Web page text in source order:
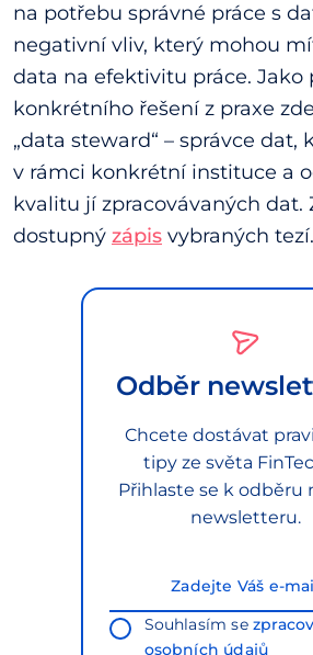
na potřebu správné práce s
negativní vliv, který mohou
data na efektivitu práce. Jako
konkrétního řešení z praxe
„data steward“ – správce dat,
v rámci konkrétní instituce a
kvalitu jí zpracovávaných dat.
dostupný zápis vybraných tezí.
Odběr
Chcete dostávat
tipy ze světa
Přihlaste se k odběru
newsletteru.
Souhlasím se
osobních údajů